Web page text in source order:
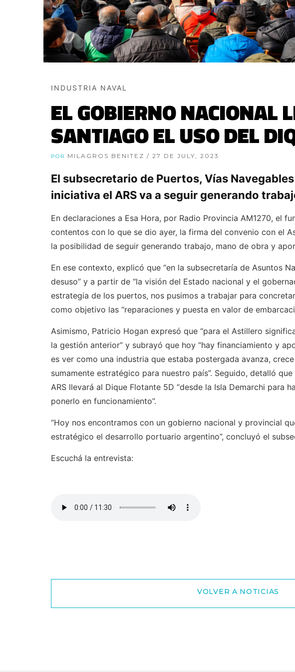
INDUSTRIA NAVAL
EL GOBIERNO NACIONAL
SANTIAGO EL USO DEL
POR MILAGROS BENITEZ / 27 DE JULY, 2023
El subsecretario de Puertos, Vías
iniciativa el ARS va a seguir generando
En declaraciones a Esa Hora, por Radio Provincia AM1270, el
contentos con lo que se dio ayer, la firma del convenio con el
la posibilidad de seguir generando trabajo, mano de obra y
En ese contexto, explicó que “en la subsecretaría de Asuntos
desuso” y a partir de “la visión del Estado nacional y el
estrategia de los puertos, nos pusimos a trabajar para
como objetivo las “reparaciones y puesta en valor de
Asimismo, Patricio Hogan expresó que “para el Astillero
la gestión anterior” y subrayó que hoy “hay financiamiento y
es ver como una industria que estaba postergada avanza,
sumamente estratégico para nuestro país”. Seguido, detalló
ARS llevará al Dique Flotante 5D “desde la Isla Demarchi para
ponerlo en funcionamiento”.
“Hoy nos encontramos con un gobierno nacional y provincial
estratégico el desarrollo portuario argentino”, concluyó el
Escuchá la entrevista:
VOLVER A NOTICIAS